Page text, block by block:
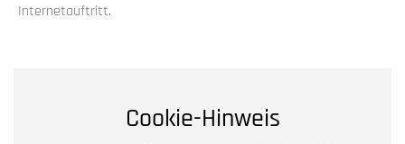
Internetauftritt.
Cookie-Hinweis